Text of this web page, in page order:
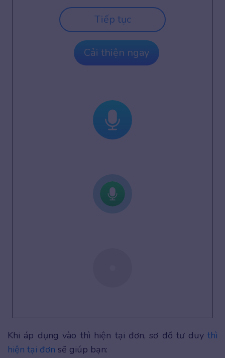
Tiếp tục
Cải thiện ngay
Khi áp dụng vào thì hiện tại đơn, sơ đồ tư duy thì
hiện tại đơn sẽ giúp bạn: